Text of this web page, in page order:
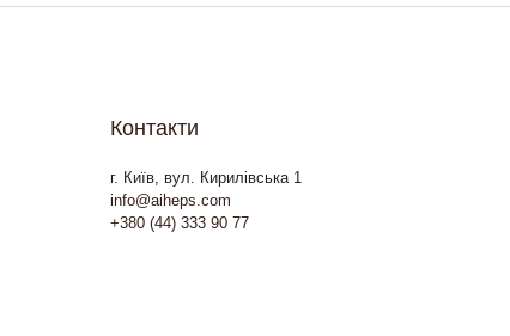
Контакти
г. Київ, вул. Кирилівська 1
info@aiheps.com
+380 (44) 333 90 77